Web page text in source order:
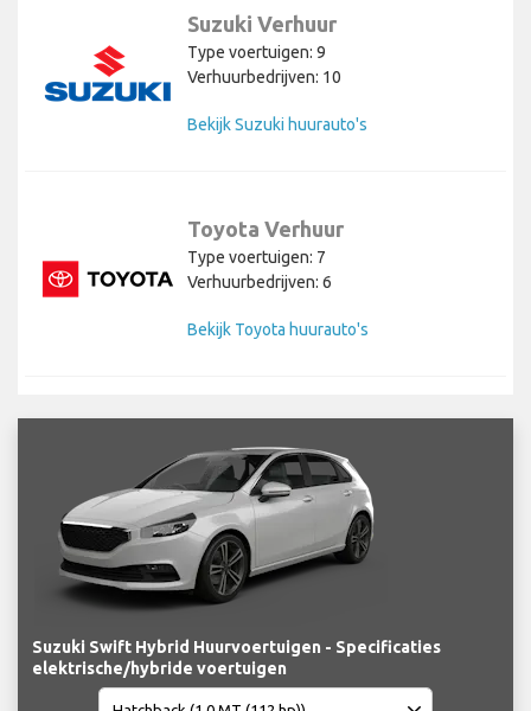
Suzuki Verhuur
Type voertuigen: 9
Verhuurbedrijven: 10
Bekijk Suzuki huurauto's
Toyota Verhuur
Type voertuigen: 7
Verhuurbedrijven: 6
Bekijk Toyota huurauto's
Suzuki Swift Hybrid Huurvoertuigen - Specificaties
elektrische/hybride voertuigen